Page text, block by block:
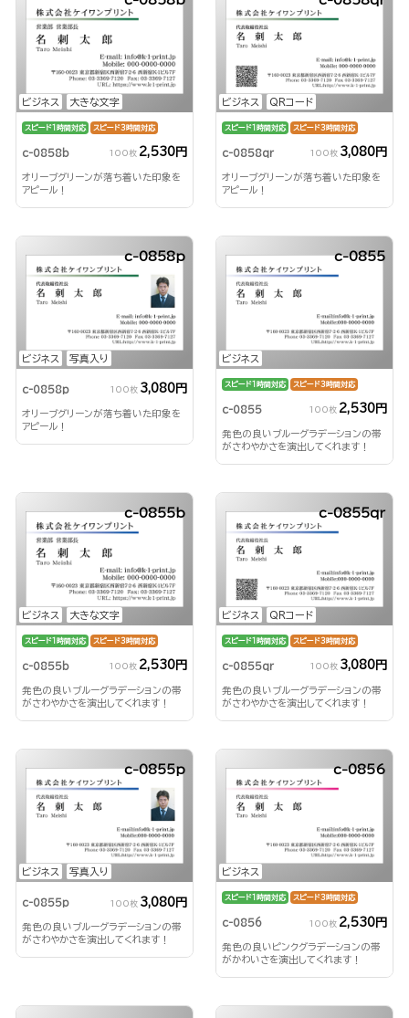
ビジネス 大きな文字
スピード1時間対応 スピード3時間対応
c-0858b 100枚 2,530円
オリーブグリーンが落ち着いた印象を
アピール！
ビジネス QRコード
スピード1時間対応 スピード3時間対応
c-0858qr 100枚 3,080円
オリーブグリーンが落ち着いた印象を
アピール！
ビジネス 写真入り
c-0858p
c-0858p 100枚 3,080円
オリーブグリーンが落ち着いた印象を
アピール！
ビジネス
c-0855
スピード1時間対応 スピード3時間対応
c-0855 100枚 2,530円
発色の良いブルーグラデーションの帯
がさわやかさを演出してくれます！
ビジネス 大きな文字
c-0855b
スピード1時間対応 スピード3時間対応
c-0855b 100枚 2,530円
発色の良いブルーグラデーションの帯
がさわやかさを演出してくれます！
ビジネス QRコード
c-0855qr
スピード1時間対応 スピード3時間対応
c-0855qr 100枚 3,080円
発色の良いブルーグラデーションの帯
がさわやかさを演出してくれます！
ビジネス 写真入り
c-0855p
c-0855p 100枚 3,080円
発色の良いブルーグラデーションの帯
がさわやかさを演出してくれます！
ビジネス
c-0856
スピード1時間対応 スピード3時間対応
c-0856 100枚 2,530円
発色の良いピンクグラデーションの帯
がかわいさを演出してくれます！